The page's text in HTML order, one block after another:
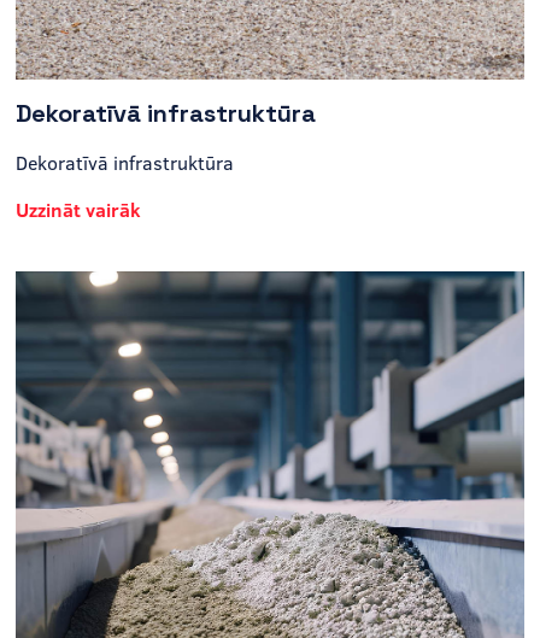
Dekoratīvā infrastruktūra
Dekoratīvā infrastruktūra
Uzzināt vairāk